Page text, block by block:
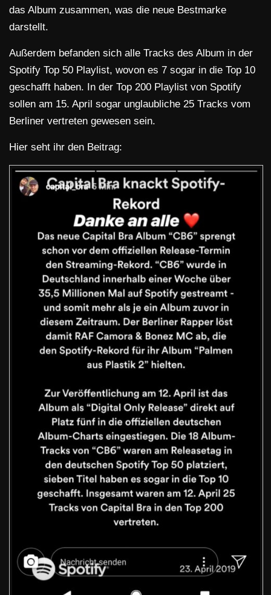
das Album zusammen, was die neue Bestmarke
darstellt.
Außerdem befanden sich alle Tracks des Album in der
Spotify Top 50 Playlist, wovon es 7 sogar in die Top 10
geschafft haben. In der Top 200 Playlist von Spotify
sollen am 15. April sogar unglaubliche 25 Tracks vom
Berliner vertreten gewesen sein.
Hier seht ihr den Beitrag: